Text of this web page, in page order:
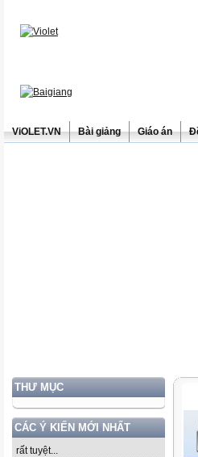
ViOLET.VN Bài giảng Giáo án
THƯ MỤC
CÁC Ý KIẾN MỚI NHẤT
rất tuyệt...